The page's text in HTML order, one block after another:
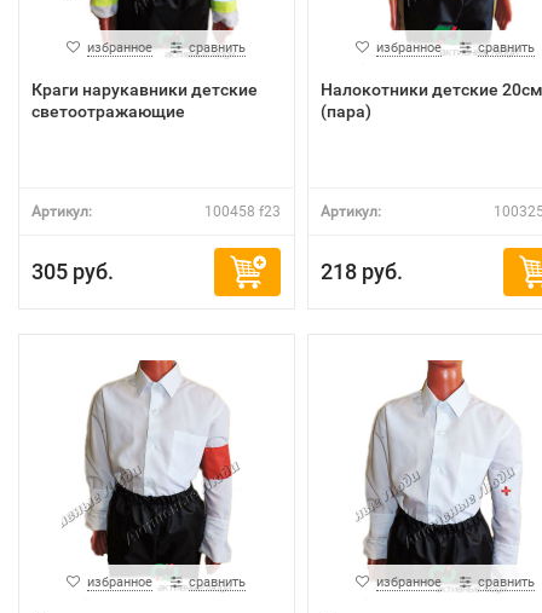
избранное сравнить
Краги нарукавники детские
светоотражающие
Артикул: 100458 f23
305 руб.
избранное сравнить
Налокотники детские 20см
(пара)
Артикул:
218 руб.
избранное сравнить избранное сравнить